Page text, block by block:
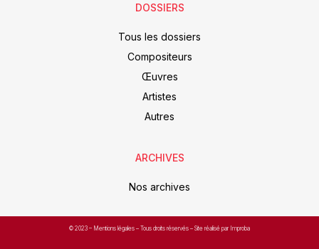
DOSSIERS
Tous les dossiers
Compositeurs
Œuvres
Artistes
Autres
ARCHIVES
Nos archives
© 2023 – Mentions légales – Tous droits réservés – Site réalisé par Improba